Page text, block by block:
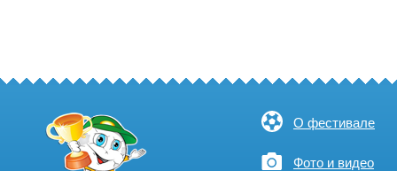
О фестивале
Фото и видео